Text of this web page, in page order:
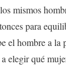
mismos
para
el hombre a
elegir qué